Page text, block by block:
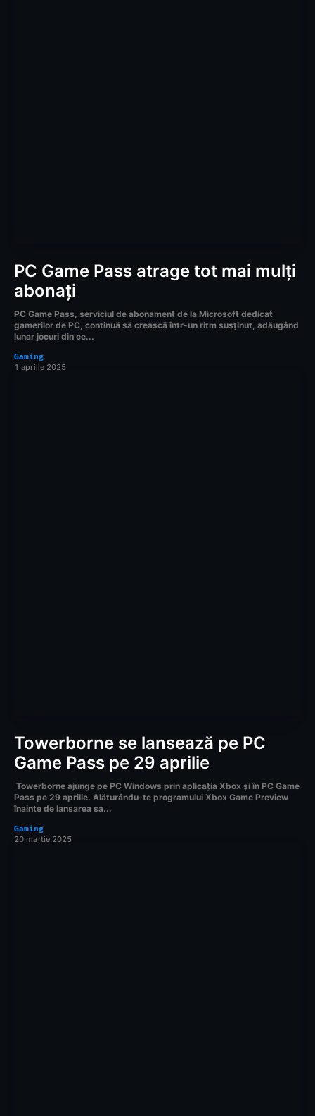
PC Game Pass atrage tot mai mulți
abonați
PC Game Pass, serviciul de abonament de la Microsoft dedicat
gamerilor de PC, continuă să crească într-un ritm susținut, adăugând
lunar jocuri din ce...
Gaming
1 aprilie 2025
Towerborne se lansează pe PC
Game Pass pe 29 aprilie
Towerborne ajunge pe PC Windows prin aplicația Xbox și în PC Game
Pass pe 29 aprilie. Alăturându-te programului Xbox Game Preview
înainte de lansarea sa...
Gaming
20 martie 2025